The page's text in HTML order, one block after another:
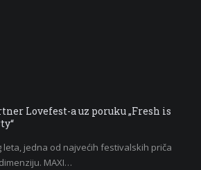
Lovefest-a uz poruku „Fresh is
leta, jedna od najvećih festivalskih priča
MAXI…